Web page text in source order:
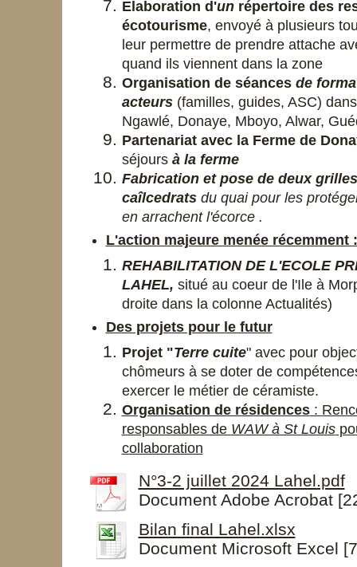
Elaboration d'unrépertoire des
écotourisme, envoyé à plusieurs
leur permettre de prendre attache
quand ils viennent dans la zone
Organisation de séances de
acteurs (familles, guides, ASC)
Ngawlé, Donaye, Mboyo, Alwar,
Partenariat avec la Ferme de
séjours à la ferme
Fabrication et pose de deux
caîlcedrats du quai pour les
en arrachent l'écorce .
L'action majeure menée récemment :
REHABILITATION DE L'ECOLE
LAHEL, situé au coeur de l'Ile à
droite dans la colonne Actualités)
Des projets pour le futur
Projet "Terre cuite" avec pour
chômeurs à se doter de
exercer le métier de céramiste.
Organisation de résidences:
responsables de WAW à St Louis
collaboration
N°3-2 juillet 2024 Lahel.pdf
Document Adobe Acrobat
Bilan final Lahel.xlsx
Document Microsoft Excel